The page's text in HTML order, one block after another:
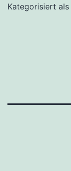
Kategorisiert als